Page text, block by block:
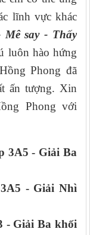
lĩnh vực khác
say - Thấy
luôn hào hứng
Phong đã
ấn tượng. Xin
Phong với
3A5 - Giải Ba
- Giải Nhì
- GiảiBa khối